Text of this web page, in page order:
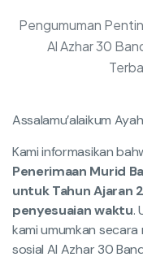
Pengumuman
Al Azhar 30
Assalamu’alaikum
Kami informasikan
Penerimaan Murid
untuk Tahun Ajaran
penyesuaian waktu.
kami umumkan
sosial Al Azhar 30